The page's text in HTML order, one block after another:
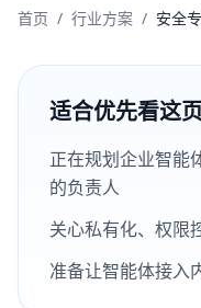
首页 / 行业方案 / 安全
适合优先看这
正在规划企业智能
的负责人
关心私有化、权限
准备让智能体接入